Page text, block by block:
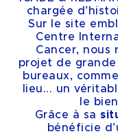
chargée
Sur le site
Centre
Cancer, nous
projet de
bureaux,
lieu... un
le
Grâce à sa
bénéficie